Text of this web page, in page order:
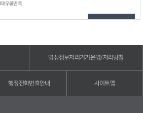
매우불만족
영상정보처리기기운영/처리방침
행정전화번호안내 사이트맵